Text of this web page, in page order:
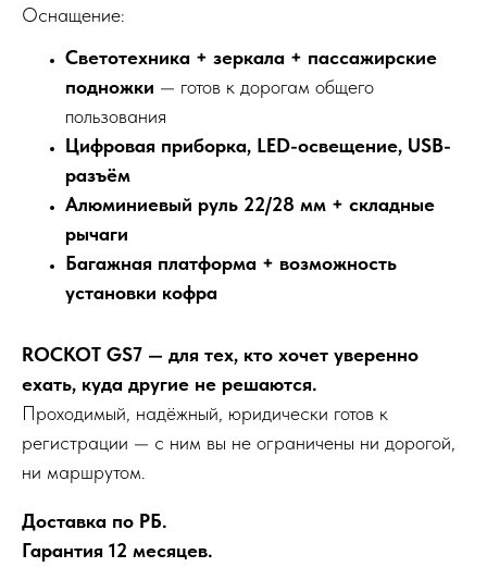
Оснащение:
Светотехника + зеркала + пассажирские
подножки — готов к дорогам общего
пользования
Цифровая приборка, LED-освещение, USB-
разъём
Алюминиевый руль 22/28 мм + складные
рычаги
Багажная платформа + возможность
установки кофра
ROCKOT GS7 — для тех, кто хочет уверенно
ехать, куда другие не решаются.
Проходимый, надёжный, юридически готов к
регистрации — с ним вы не ограничены ни дорогой,
ни маршрутом.
Доставка по РБ.
Гарантия 12 месяцев.